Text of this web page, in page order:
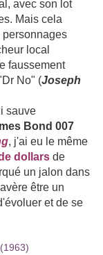
avec son lot
Mais cela
personnages
local
faussement
No" (Joseph
sauve
Bond 007
, j'ai eu le même
dollars de
un jalon dans
être un
et de se